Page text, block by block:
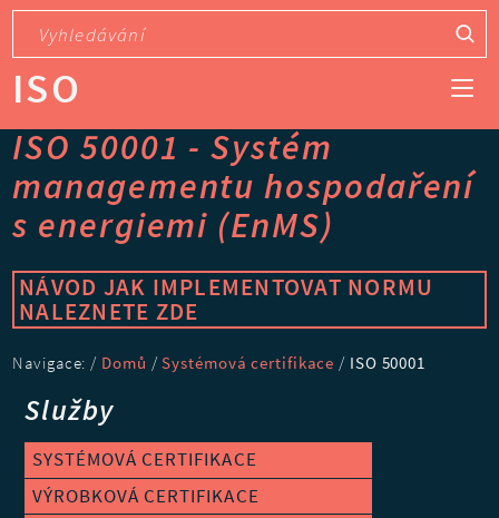
ISO
ISO 50001 - Systém
managementu hospodaření
s energiemi (EnMS)
NÁVOD JAK IMPLEMENTOVAT NORMU
NALEZNETE ZDE
Navigace: / Domů /Systémová certifikace / ISO 50001
Služby
SYSTÉMOVÁ CERTIFIKACE
VÝROBKOVÁ CERTIFIKACE